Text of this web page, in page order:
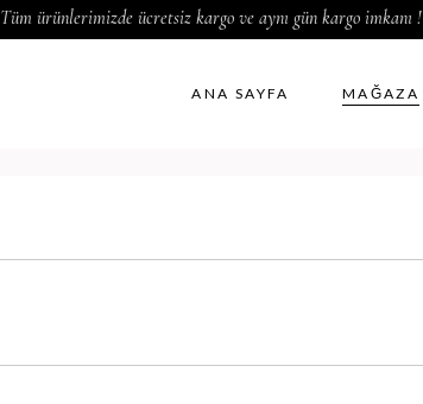
Tüm ürünlerimizde ücretsiz kargo ve aynı gün kargo imkanı !
ANA SAYFA MAĞAZA